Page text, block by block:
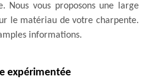
Nous vous proposons une large
le matériau de votre charpente.
informations.
expérimentée